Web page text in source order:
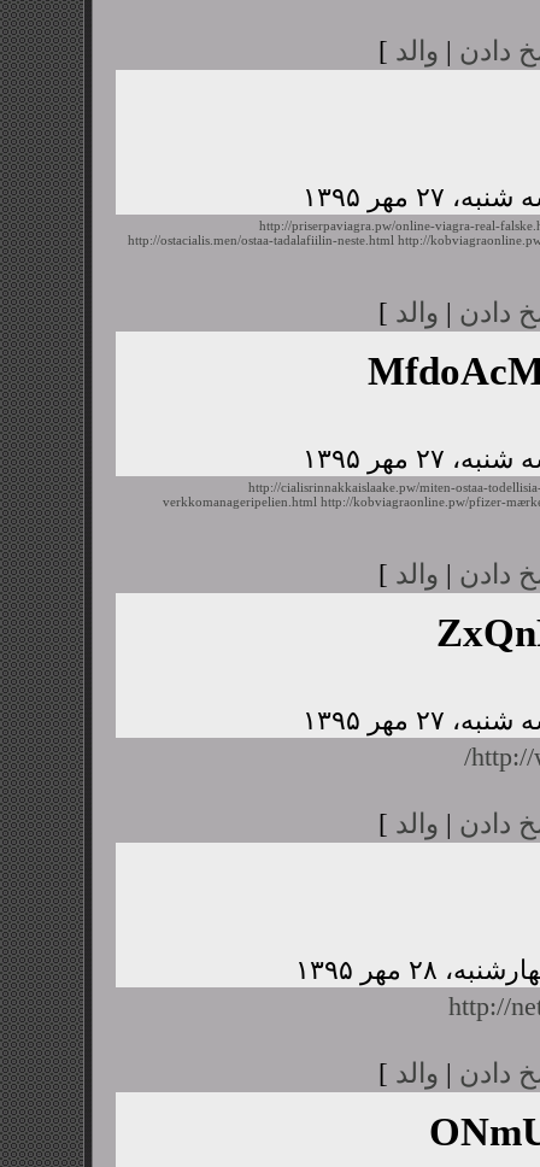
دادن | والد ]
http://priserpaviagra.pw/online-viagra-real-
http://ostacialis.men/ostaa-tadalafiilin-neste.html http://
دادن | والد ]
http://cialisrinnakkaislaake.pw/miten-ostaa-
verkkomanageripelien.html http://kobviagraonline.pw/pfizer-
دادن | والد ]
http://
دادن | والد ]
http://
دادن | والد ]